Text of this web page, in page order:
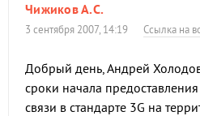
Чижиков А.С.
3 сентября 2007, 14:19 Ссылка на
Добрый день, Андрей
сроки начала
связи в стандарте 3G на